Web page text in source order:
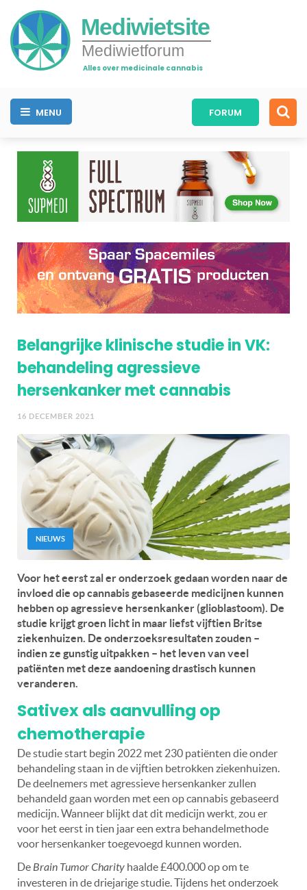
Mediwietsite
Mediwietforum
Alles over medicinale cannabis
MENU FORUM
Belangrijke klinische studie in VK:
behandeling agressieve
hersenkanker met cannabis
16 DECEMBER 2021
NIEUWS
Voor het eerst zal er onderzoek gedaan worden naar de
invloed die op cannabis gebaseerde medicijnen kunnen
hebben op agressieve hersenkanker (glioblastoom). De
studie krijgt groen licht in maar liefst vijftien Britse
ziekenhuizen. De onderzoeksresultaten zouden –
indien ze gunstig uitpakken – het leven van veel
patiënten met deze aandoening drastisch kunnen
veranderen.
Sativex als aanvulling op
chemotherapie
De studie start begin 2022 met 230 patiënten die onder
behandeling staan in de vijftien betrokken ziekenhuizen.
De deelnemers met agressieve hersenkanker zullen
behandeld gaan worden met een op cannabis gebaseerd
medicijn. Wanneer blijkt dat dit medicijn werkt, zou er
voor het eerst in tien jaar een extra behandelmethode
voor hersenkanker toegevoegd kunnen worden.
DeBrain Tumor Charity haalde £400.000 op om te
investeren in de driejarige studie. Tijdens het onderzoek